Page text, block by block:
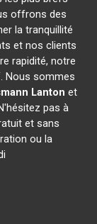
offrons des
la tranquillité
et nos clients
rapidité, notre
Nous sommes
Lanton et
pas à
et sans
ou la